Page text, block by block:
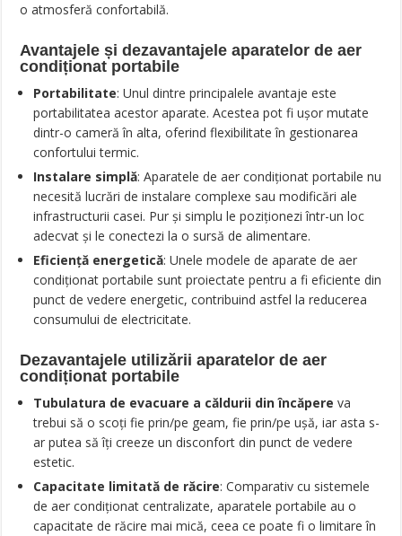
o atmosferă confortabilă.
Avantajele și dezavantajele aparatelor de aer
condiționat portabile
Portabilitate: Unul dintre principalele avantaje este
portabilitatea acestor aparate. Acestea pot fi ușor mutate
dintr-o cameră în alta, oferind flexibilitate în gestionarea
confortului termic.
Instalare simplă: Aparatele de aer condiționat portabile nu
necesită lucrări de instalare complexe sau modificări ale
infrastructurii casei. Pur și simplu le poziționezi într-un loc
adecvat și le conectezi la o sursă de alimentare.
Eficiență energetică: Unele modele de aparate de aer
condiționat portabile sunt proiectate pentru a fi eficiente din
punct de vedere energetic, contribuind astfel la reducerea
consumului de electricitate.
Dezavantajele utilizării aparatelor de aer
condiționat portabile
Tubulatura de evacuare a căldurii din încăpere va
trebui să o scoți fie prin/pe geam, fie prin/pe ușă, iar asta s-
ar putea să îți creeze un disconfort din punct de vedere
estetic.
Capacitate limitată de răcire: Comparativ cu sistemele
de aer condiționat centralizate, aparatele portabile au o
capacitate de răcire mai mică, ceea ce poate fi o limitare în